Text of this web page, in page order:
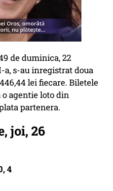
de duminica, 22
a, s-au inregistrat doua
lei fiecare. Biletele
o agentie loto din
partenera.
joi, 26
4